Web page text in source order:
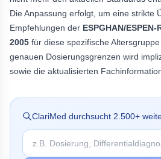
Die Anpassung erfolgt, um eine strikte
Empfehlungen der ESPGHAN/
2005 für diese spezifische
genauen Dosierungsgrenzen wird
sowie die aktualisierten
ClariMed durchsucht 2.500+